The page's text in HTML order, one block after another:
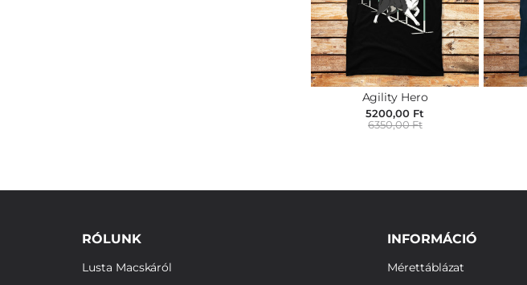
Agility Hero
5200,00 Ft
6350,00 Ft
RÓLUNK
Lusta Macskáról
INFORMÁCIÓ
Mérettáblázat